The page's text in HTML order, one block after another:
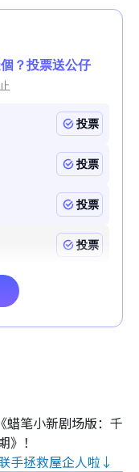
蜡笔小新剧场版：千
！
手拯救屋企人啦↓